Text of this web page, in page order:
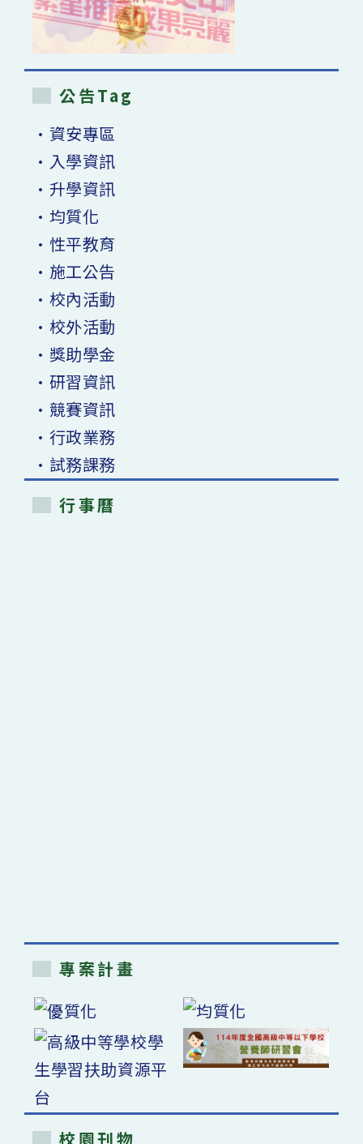
公告Tag
•資安專區
•入學資訊
•升學資訊
•均質化
•性平教育
•施工公告
•校內活動
•校外活動
•獎助學金
•研習資訊
•競賽資訊
•行政業務
•試務課務
行事曆
專案計畫
校園刊物